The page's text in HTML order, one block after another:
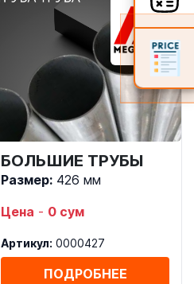
БОЛЬШИЕ ТРУБЫ
Размер: 426 мм
Цена - 0 сум
Артикул: 0000427
ПОДРОБНЕЕ